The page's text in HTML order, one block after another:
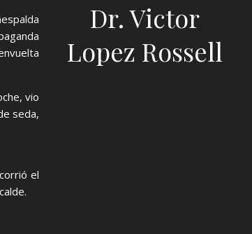
vio
seda,
el
Dr. Victor
Lopez Rossell